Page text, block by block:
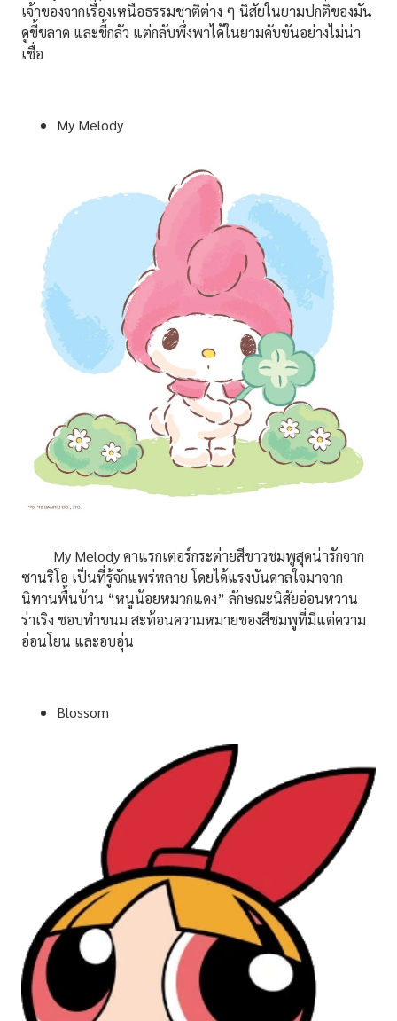
เจ้าของจากเรื่องเหนือธรรมชาติต่าง ๆ นิสัยในยามปกติของมัน
ดูขี้ขลาด และขี้กลัว แต่กลับพึ่งพาได้ในยามคับขันอย่างไม่น่า
เชื่อ
My Melody
My Melody คาแรกเตอร์กระต่ายสีขาวชมพูสุดน่ารักจาก
ซานริโอ เป็นที่รู้จักแพร่หลาย โดยได้แรงบันดาลใจมาจาก
นิทานพื้นบ้าน “หนูน้อยหมวกแดง” ลักษณะนิสัยอ่อนหวาน
ร่าเริง ชอบทำขนม สะท้อนความหมายของสีชมพูที่มีแต่ความ
อ่อนโยน และอบอุ่น
Blossom